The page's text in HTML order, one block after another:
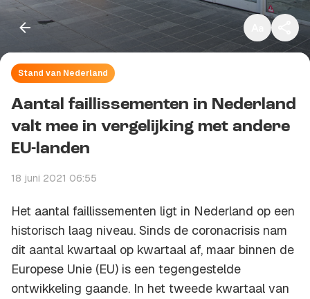
Stand van Nederland
Aantal faillissementen in Nederland
valt mee in vergelijking met andere
EU-landen
18 juni 2021 06:55
Het aantal faillissementen ligt in Nederland op een
historisch laag niveau. Sinds de coronacrisis nam
dit aantal kwartaal op kwartaal af, maar binnen de
Europese Unie (EU) is een tegengestelde
ontwikkeling gaande. In het tweede kwartaal van